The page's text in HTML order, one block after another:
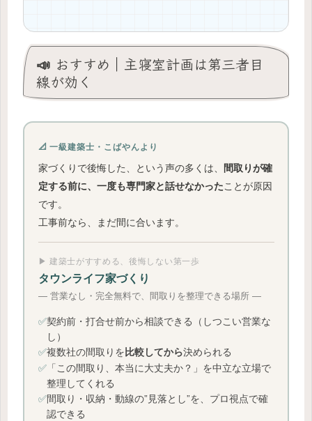
📣 おすすめ｜主寝室計画は第三者目
線が効く
📐 一級建築士・こばやんより
家づくりで後悔した、という声の多くは、 間取りが確
定する前に、一度も専門家と話せなかったことが原因
です。
工事前なら、まだ間に合います。
▶ 建築士がすすめる、後悔しない第一歩
タウンライフ家づくり
― 営業なし・完全無料で、間取りを整理できる場所 ―
✅契約前・打合せ前から相談できる（しつこい営業な
し）
✅複数社の間取りを比較してから決められる
✅「この間取り、本当に大丈夫か？」を中立な立場で
整理してくれる
✅間取り・収納・動線の”見落とし”を、プロ視点で確
認できる